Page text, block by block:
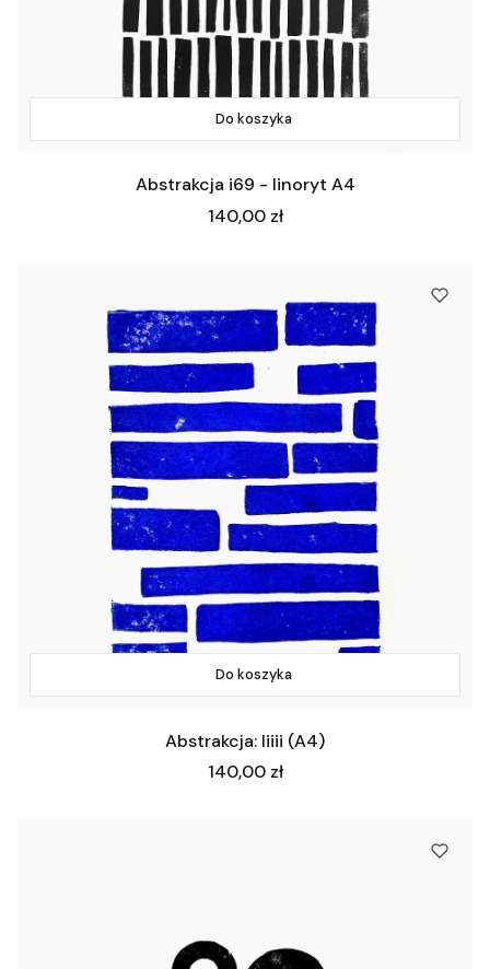
Do koszyka
Abstrakcja i69 - linoryt A4
Cena
140,00 zł
Do koszyka
Abstrakcja: Iiiii (A4)
Cena
140,00 zł